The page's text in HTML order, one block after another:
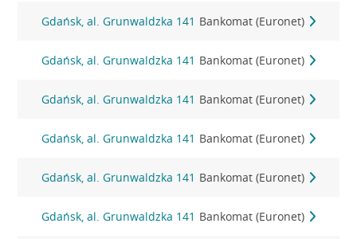
Gdańsk, al. Grunwaldzka 141 Bankomat (Euronet)
Gdańsk, al. Grunwaldzka 141 Bankomat (Euronet)
Gdańsk, al. Grunwaldzka 141 Bankomat (Euronet)
Gdańsk, al. Grunwaldzka 141 Bankomat (Euronet)
Gdańsk, al. Grunwaldzka 141 Bankomat (Euronet)
Gdańsk, al. Grunwaldzka 141 Bankomat (Euronet)